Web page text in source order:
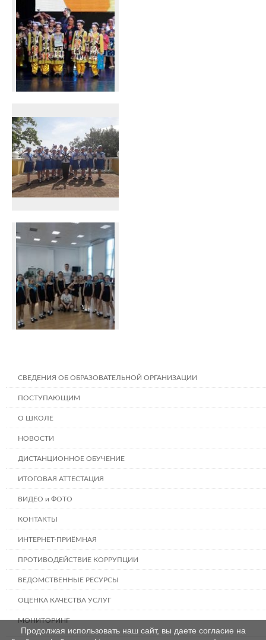
СВЕДЕНИЯ ОБ ОБРАЗОВАТЕЛЬНОЙ ОРГАНИЗАЦИИ
ПОСТУПАЮЩИМ
О ШКОЛЕ
НОВОСТИ
ДИСТАНЦИОННОЕ ОБУЧЕНИЕ
ИТОГОВАЯ АТТЕСТАЦИЯ
ВИДЕО и ФОТО
КОНТАКТЫ
ИНТЕРНЕТ-ПРИЁМНАЯ
ПРОТИВОДЕЙСТВИЕ КОРРУПЦИИ
ВЕДОМСТВЕННЫЕ РЕСУРСЫ
ОЦЕНКА КАЧЕСТВА УСЛУГ
МОНИТОРИНГ
Продолжая использовать наш сайт, вы даете согласие на